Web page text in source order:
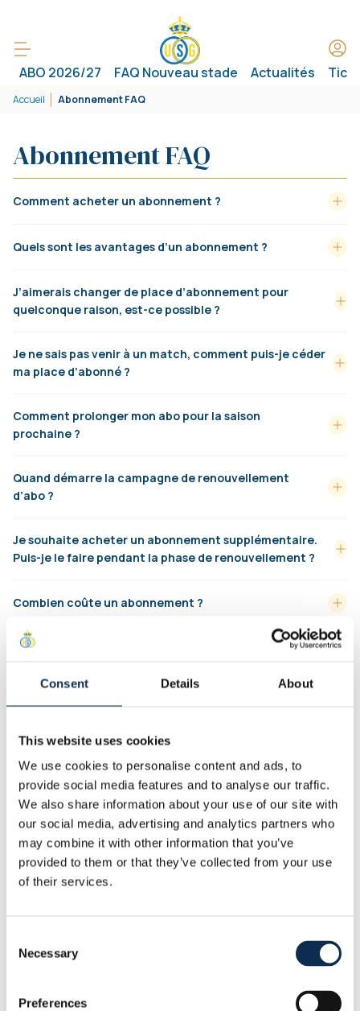
Consent Details About
This website uses cookies
We use cookies to personalise content and ads, to
provide social media features and to analyse our traffic.
We also share information about your use of our site with
our social media, advertising and analytics partners who
may combine it with other information that you’ve
provided to them or that they’ve collected from your use
of their services.
Selection
Necessary
Preferences
ABO 2026/27 FAQ Nouveau stade Actualités
Accueil Abonnement FAQ
Abonnement FAQ
Comment acheter un abonnement ?
Quels sont les avantages d’un abonnement ?
J’aimerais changer de place d’abonnement pour
quelconque raison, est-ce possible ?
Je ne sais pas venir à un match, comment puis-je céder
ma place d’abonné ?
Comment prolonger mon abo pour la saison
prochaine ?
Quand démarre la campagne de renouvellement
d’abo ?
Je souhaite acheter un abonnement supplémentaire.
Puis-je le faire pendant la phase de renouvellement ?
Combien coûte un abonnement ?
Puis-je me faire rembourser mon abonnement ?
Les Play-Offs et la Coupe de Belgique sont-ils inclus
dans l’abonnement ?
Comment remettre en vente ma place d’abonné ?
Comment céder ma place d’abonné à un ami ?
Je ne sais pas assister au match, je suis abonné, que
faire ?
J'ai acheté un abonnement en ligne mais je n'ai pas reçu